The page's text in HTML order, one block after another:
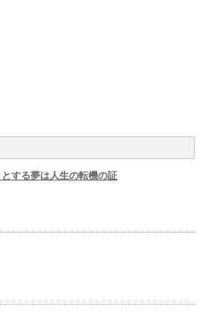
する夢は人生の転機の証